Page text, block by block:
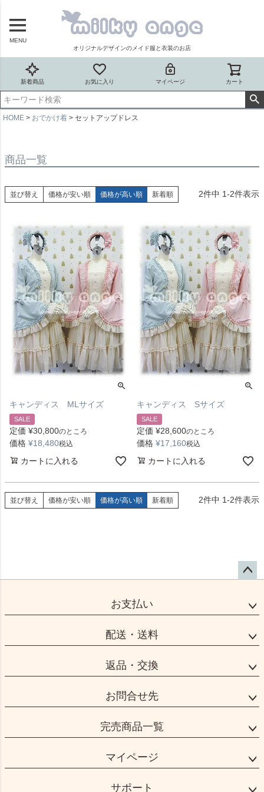
MENU
オリジナルデザインのメイド服と衣装のお店
新着商品 お気に入り マイページ カート
HOME おでかけ着 セットアップドレス
商品一覧
並び替え 価格が安い順 価格が高い順 新着順 2件中 1-2件表示
キャンディス MLサイズ
SALE
定価 ¥30,800のところ
価格 ¥18,480税込
カートに入れる
キャンディス Sサイズ
SALE
定価 ¥28,600のところ
価格 ¥17,160税込
カートに入れる
並び替え 価格が安い順 価格が高い順 新着順 2件中 1-2件表示
ップ
お支払い
配送・送料
返品・交換
お問合せ先
完売商品一覧
マイページ
サポート